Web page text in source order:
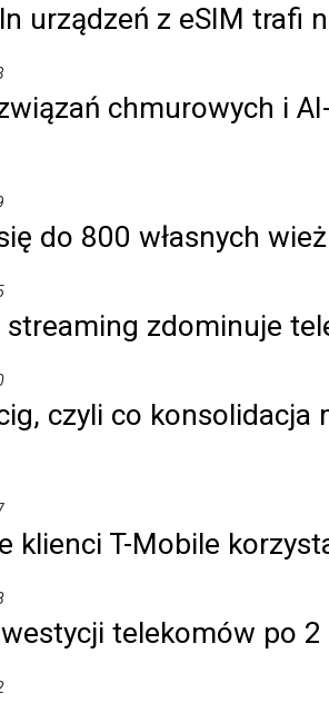
urządzeń z eSIM trafi
chmurowych i
do 800 własnych
streaming zdominuje
czyli co
klienci T-Mobile
telekomów po